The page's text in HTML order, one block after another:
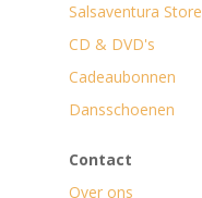
Salsaventura Store
CD & DVD's
Cadeaubonnen
Dansschoenen
Contact
Over ons